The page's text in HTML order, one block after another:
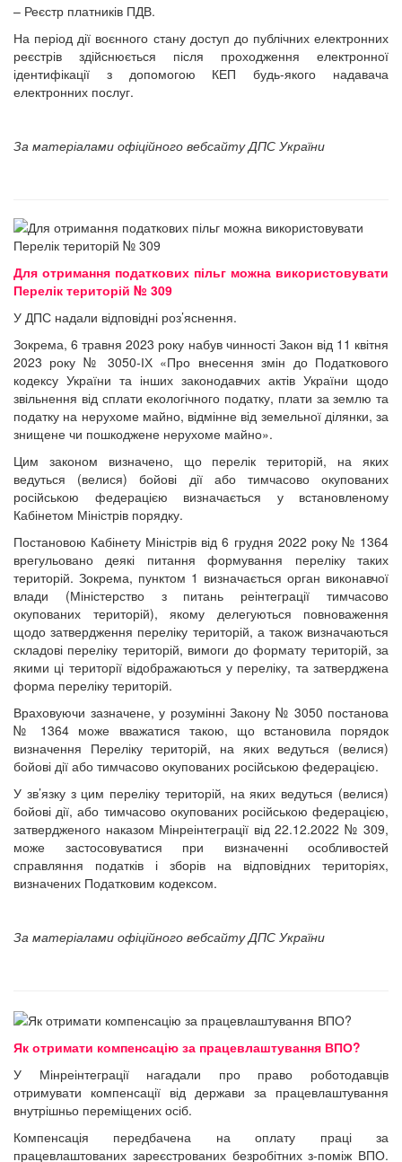
– Реєстр платників ПДВ.
На період дії воєнного стану доступ до публічних електронних
реєстрів здійснюється після проходження електронної
ідентифікації з допомогою КЕП будь-якого надавача
електронних послуг.
За матеріалами офіційного вебсайту ДПС України
Для отримання податкових пільг можна використовувати
Перелік територій № 309
У ДПС надали відповідні роз’яснення.
Зокрема, 6 травня 2023 року набув чинності Закон від 11 квітня
2023 року № 3050-ІХ «Про внесення змін до Податкового
кодексу України та інших законодавчих актів України щодо
звільнення від сплати екологічного податку, плати за землю та
податку на нерухоме майно, відмінне від земельної ділянки, за
знищене чи пошкоджене нерухоме майно».
Цим законом визначено, що перелік територій, на яких
ведуться (велися) бойові дії або тимчасово окупованих
російською федерацією визначається у встановленому
Кабінетом Міністрів порядку.
Постановою Кабінету Міністрів від 6 грудня 2022 року № 1364
врегульовано деякі питання формування переліку таких
територій. Зокрема, пунктом 1 визначається орган виконавчої
влади (Міністерство з питань реінтеграції тимчасово
окупованих територій), якому делегуються повноваження
щодо затвердження переліку територій, а також визначаються
складові переліку територій, вимоги до формату територій, за
якими ці території відображаються у переліку, та затверджена
форма переліку територій.
Враховуючи зазначене, у розумінні Закону № 3050 постанова
№ 1364 може вважатися такою, що встановила порядок
визначення Переліку територій, на яких ведуться (велися)
бойові дії або тимчасово окупованих російською федерацією.
У зв’язку з цим переліку територій, на яких ведуться (велися)
бойові дії, або тимчасово окупованих російською федерацією,
затвердженого наказом Мінреінтеграції від 22.12.2022 № 309,
може застосовуватися при визначенні особливостей
справляння податків і зборів на відповідних територіях,
визначених Податковим кодексом.
За матеріалами офіційного вебсайту ДПС України
Як отримати компенсацію за працевлаштування ВПО?
У Мінреінтеграції нагадали про право роботодавців
отримувати компенсації від держави за працевлаштування
внутрішньо переміщених осіб.
Компенсація передбачена на оплату праці за
працевлаштованих зареєстрованих безробітних з-поміж ВПО.